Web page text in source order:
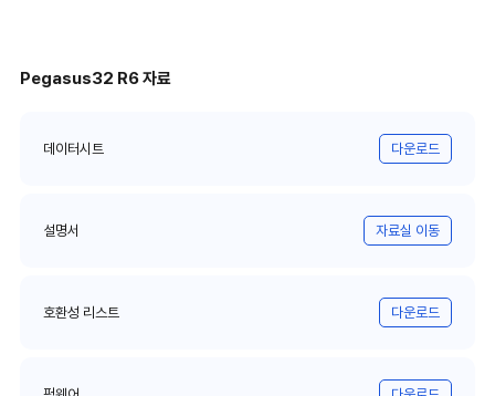
Pegasus32 R6 자료
데이터시트 다운로드
설명서 자료실 이동
호환성 리스트 다운로드